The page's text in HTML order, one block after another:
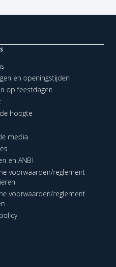
en openingstijden
op feestdagen
hoogte
media
en ANBI
voorwaarden/reglement
voorwaarden/reglement